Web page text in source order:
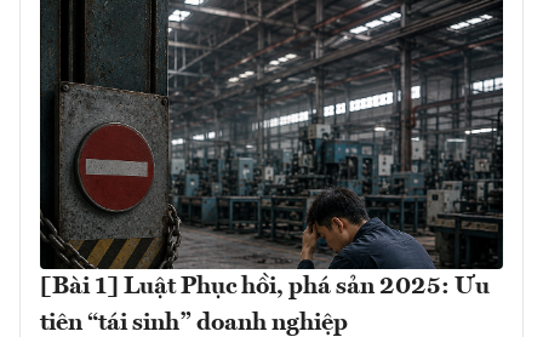
[Bài 1] Luật Phục hồi, phá sản 2025: Ưu
tiên “tái sinh” doanh nghiệp